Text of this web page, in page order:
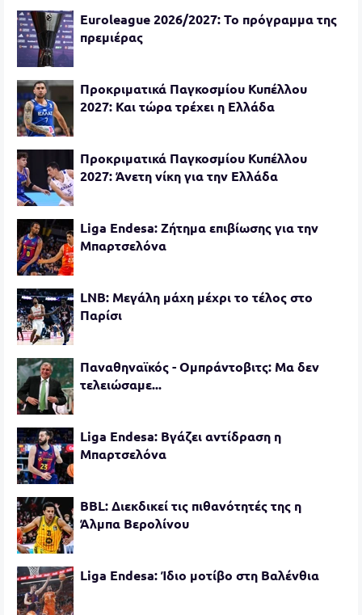
Euroleague 2026/2027: Το πρόγραμμα της
πρεμιέρας
Προκριματικά Παγκοσμίου Κυπέλλου
2027: Και τώρα τρέχει η Ελλάδα
Προκριματικά Παγκοσμίου Κυπέλλου
2027: Άνετη νίκη για την Ελλάδα
Liga Endesa: Ζήτημα επιβίωσης για την
Μπαρτσελόνα
LNB: Μεγάλη μάχη μέχρι το τέλος στο
Παρίσι
Παναθηναϊκός - Ομπράντοβιτς: Μα δεν
τελειώσαμε...
Liga Endesa: Βγάζει αντίδραση η
Μπαρτσελόνα
BBL: Διεκδικεί τις πιθανότητές της η
Άλμπα Βερολίνου
Liga Endesa: Ίδιο μοτίβο στη Βαλένθια